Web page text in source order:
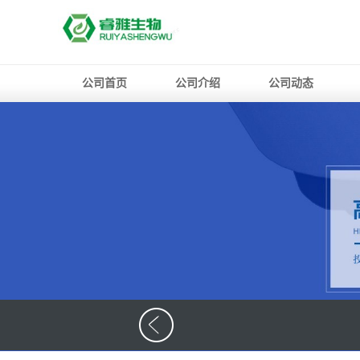
公司首页 公司介绍 公司动态